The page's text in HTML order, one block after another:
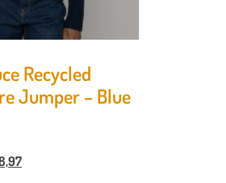
Recycled
Jumper – Blue